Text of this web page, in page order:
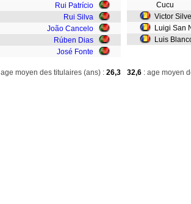
Rui Patrício
Rui Silva
João Cancelo
Rúben Dias
José Fonte
Cucu
Victor
Luigi San
Luis
age moyen des titulaires (ans) : 26,3 32,6 : age moyen